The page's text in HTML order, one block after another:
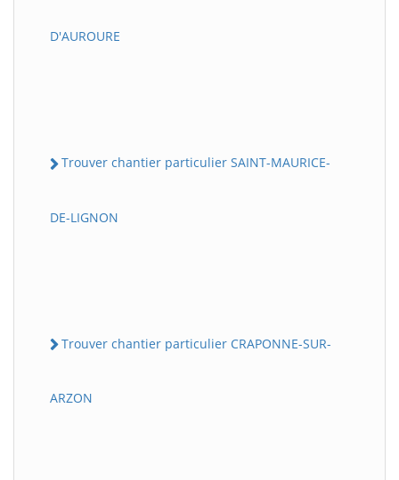
D'AUROURE
Trouver chantier particulier SAINT-MAURICE-
DE-LIGNON
Trouver chantier particulier CRAPONNE-SUR-
ARZON